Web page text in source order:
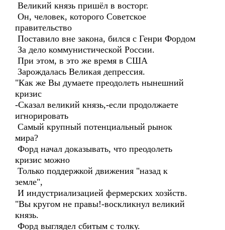
Великий князь пришёл в восторг.
Он, человек, которого Советское
правительство
Поставило вне закона, бился с Генри Фордом
За дело коммунистической России.
При этом, в это же время в США
Зарождалась Великая депрессия.
"Как же Вы думаете преодолеть нынешний
кризис
-Сказал великий князь,-если продолжаете
игнорировать
Самый крупный потенциальный рынок
мира?
Форд начал доказывать, что преодолеть
кризис можно
Только поддержкой движения "назад к
земле",
И индустриализацией фермерских хозйств.
"Вы кругом не правы!-воскликнул великий
князь.
Форд выглядел сбитым с толку.